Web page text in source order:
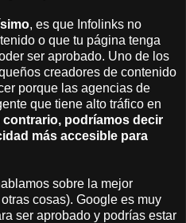
, es que Infolinks no
o que tu página tenga
ser aprobado. Uno de los
creadores de contenido
porque las agencias de
que tiene alto tráfico en
contrario, podríamos decir
más accesible para
sobre la mejor
cosas). Google es muy
ser aprobado y podrías estar